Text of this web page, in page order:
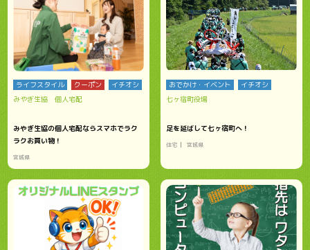
ライフスタイル クーポン
イチオシ
みやぎ生協 個人宅配
みやぎ生協の個人宅配ならスマホでラク
ラクお買い物！
宮城県
おでかけ・イベント
イチオシ
七ヶ宿町役場
足を延ばして七ヶ宿町へ！
住宅 宮城県